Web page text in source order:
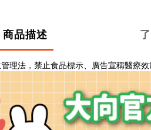
商品描述
理法，禁止食品標示、廣告宣稱醫療效